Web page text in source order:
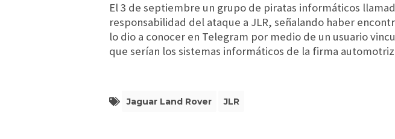
El 3 de septiembre un grupo de piratas informáticos
responsabilidad del ataque a JLR, señalando haber
lo dio a conocer en Telegram por medio de un usuario
que serían los sistemas informáticos de la firma
Jaguar Land Rover JLR